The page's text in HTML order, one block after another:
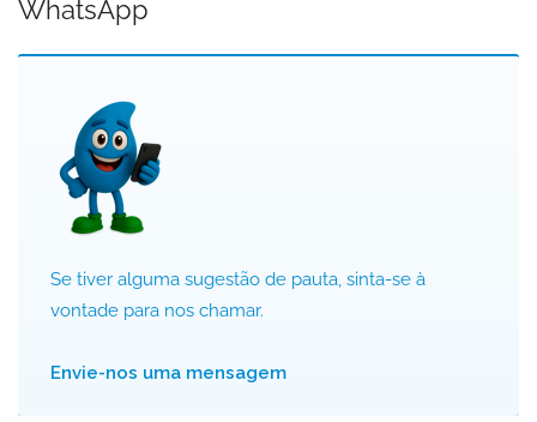
WhatsApp
Se tiver alguma sugestão de pauta, sinta-se à
vontade para nos chamar.
Envie-nos uma mensagem